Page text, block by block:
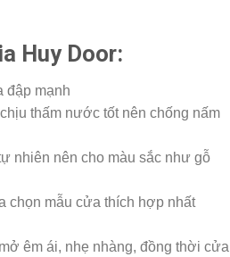
Huy Door:
đập mạnh
thấm nước tốt nên chống nấm
nhiên nên cho màu sắc như gỗ
chọn mẫu cửa thích hợp nhất
êm ái, nhẹ nhàng, đồng thời cửa